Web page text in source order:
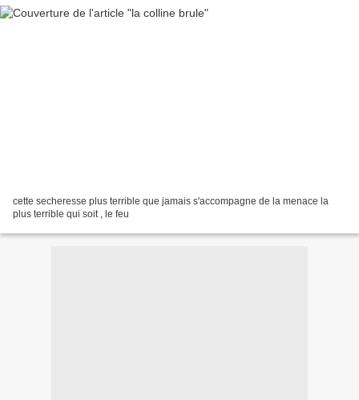
cette secheresse plus terrible que jamais s'accompagne de la menace la
plus terrible qui soit , le feu